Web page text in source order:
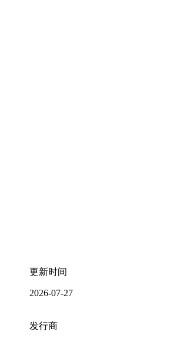
更新时间
2026-07-27
发行商